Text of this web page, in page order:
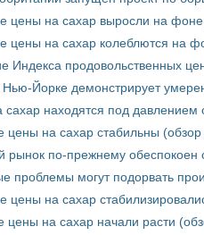
цены на сахар выросли на фоне
цены на сахар колеблются на
Индекса продовольственных
Йорке демонстрирует
находятся под
цены на сахар стабильны
рынок по-прежнему обеспокоен
проблемы могут подорвать
цены на сахар
цены на сахар начали расти